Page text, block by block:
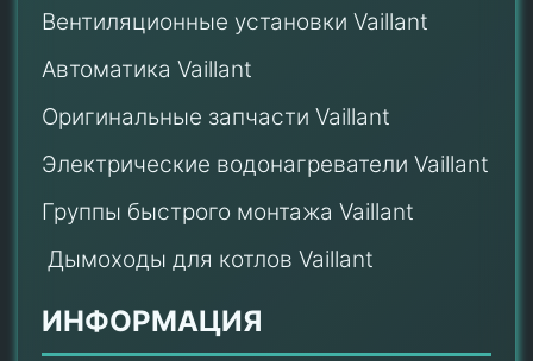
Вентиляционные установки Vaillant
Автоматика Vaillant
Оригинальные запчасти Vaillant
Электрические водонагреватели Vaillant
Группы быстрого монтажа Vaillant
Дымоходы для котлов Vaillant
ИНФОРМАЦИЯ